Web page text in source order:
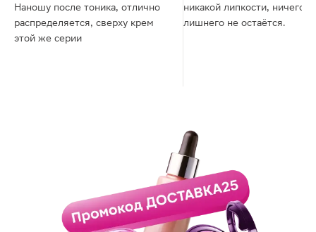
Наношу после тоника, отлично
распределяется, сверху крем
этой же серии
никакой липкости, ничего
лишнего не остаётся.